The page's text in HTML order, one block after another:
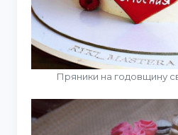
Пряники на годовщину